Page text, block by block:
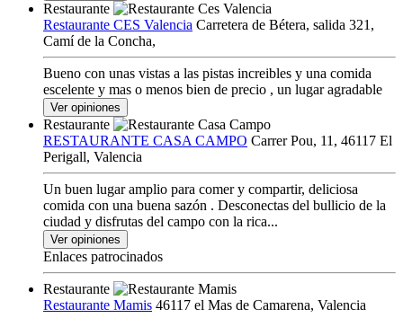
Restaurante
Restaurante CES Valencia Carretera de Bétera, salida 321,
Camí de la Concha,
Bueno con unas vistas a las pistas increibles y una comida
escelente y mas o menos bien de precio , un lugar agradable
Ver opiniones
Restaurante
RESTAURANTE CASA CAMPO Carrer Pou, 11, 46117 El
Perigall, Valencia
Un buen lugar amplio para comer y compartir, deliciosa
comida con una buena sazón . Desconectas del bullicio de la
ciudad y disfrutas del campo con la rica...
Ver opiniones
Enlaces patrocinados
Restaurante
Restaurante Mamis 46117 el Mas de Camarena, Valencia